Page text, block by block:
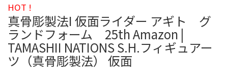
HOT !
真骨彫製法I 仮面ライダー アギト グ
ランドフォーム 25th Amazon |
TAMASHII NATIONS S.H.フィギュアー
ツ（真骨彫製法） 仮面